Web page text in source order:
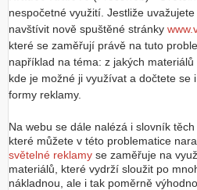
e
u
ž
b
y
Z
a
l
o
ž
nespočetné využití. Jestliže
navštívit nově spuštěné stránky
které se zaměřují právě na tuto
například na téma: z jakých
kde je možné ji využívat a dočtete se
formy reklamy.
Na webu se dále nalézá i slovník
které můžete v této problematice
světelné reklamy se zaměřuje na
materiálů, které vydrží sloužit po
nákladnou, ale i tak poměrně